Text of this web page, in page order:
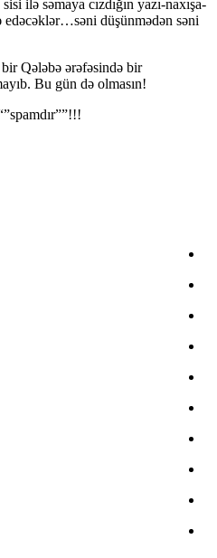
ilə səmaya cızdığın yazı-naxışa-
edəcəklər…səni düşünmədən səni
Qələbə ərəfəsində bir
Bu gün də olmasın!